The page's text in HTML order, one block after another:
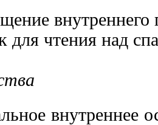
внутреннего
для чтения над
внутреннее